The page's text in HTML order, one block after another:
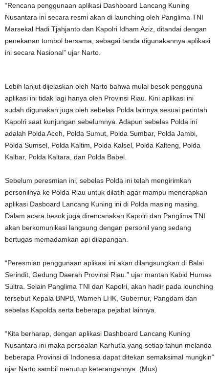
“Rencana penggunaan aplikasi Dashboard Lancang Kuning
Nusantara ini secara resmi akan di launching oleh Panglima TNI
Marsekal Hadi Tjahjanto dan Kapolri Idham Aziz, ditandai dengan
penekanan tombol bersama, sebagai tanda digunakannya aplikasi
ini secara Nasional” ujar Narto.
Lebih lanjut dijelaskan oleh Narto bahwa mulai besok pengguna
aplikasi ini tidak lagi hanya oleh Provinsi Riau. Kini aplikasi ini
sudah digunakan juga oleh sebelas Polda lainnya sesuai perintah
Kapolri saat kunjungan sebelumnya. Adapun sebelas Polda ini
adalah Polda Aceh, Polda Sumut, Polda Sumbar, Polda Jambi,
Polda Sumsel, Polda Kaltim, Polda Kalsel, Polda Kalteng, Polda
Kalbar, Polda Kaltara, dan Polda Babel.
Sebelum peresmian ini, sebelas Polda ini telah mengirimkan
personilnya ke Polda Riau untuk dilatih agar mampu menerapkan
aplikasi Dasboard Lancang Kuning ini di Polda masing masing.
Dalam acara besok juga direncanakan Kapolri dan Panglima TNI
akan berkomunikasi langsung dengan personil yang sedang
bertugas memadamkan api dilapangan.
“Peresmian penggunaan aplikasi ini akan dilangsungkan di Balai
Serindit, Gedung Daerah Provinsi Riau.” ujar mantan Kabid Humas
Sultra. Selain Panglima TNI dan Kapolri, akan hadir pada lounching
tersebut Kepala BNPB, Wamen LHK, Gubernur, Pangdam dan
sebelas Kapolda serta beberapa pejabat lainnya.
“Kita berharap, dengan aplikasi Dashboard Lancang Kuning
Nusantara ini maka persoalan Karhutla yang setiap tahun melanda
beberapa Provinsi di Indonesia dapat ditekan semaksimal mungkin”
ujar Narto sambil menutup keterangannya. (Mus)